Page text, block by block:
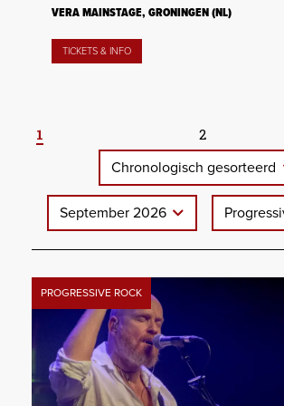
VERA MAINSTAGE, GRONINGEN (NL)
TICKETS & INFO
1
2
Chronologisch gesorteerd
September 2026
PROGRESSIVE ROCK